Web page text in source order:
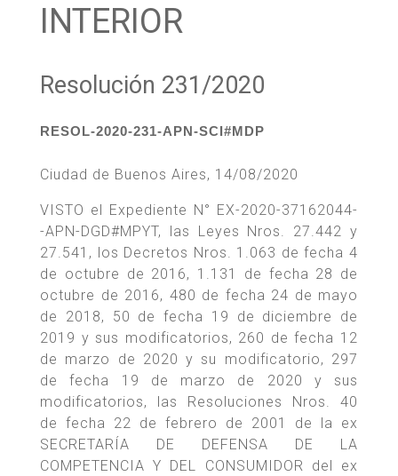
INTERIOR
Resolución 231/2020
RESOL-2020-231-APN-SCI#MDP
Ciudad de Buenos Aires, 14/08/2020
VISTO el Expediente N° EX-2020-37162044-
-APN-DGD#MPYT, las Leyes Nros. 27.442 y
27.541, los Decretos Nros. 1.063 de fecha 4
de octubre de 2016, 1.131 de fecha 28 de
octubre de 2016, 480 de fecha 24 de mayo
de 2018, 50 de fecha 19 de diciembre de
2019 y sus modificatorios, 260 de fecha 12
de marzo de 2020 y su modificatorio, 297
de fecha 19 de marzo de 2020 y sus
modificatorios, las Resoluciones Nros. 40
de fecha 22 de febrero de 2001 de la ex
SECRETARÍA DE DEFENSA DE LA
COMPETENCIA Y DEL CONSUMIDOR del ex